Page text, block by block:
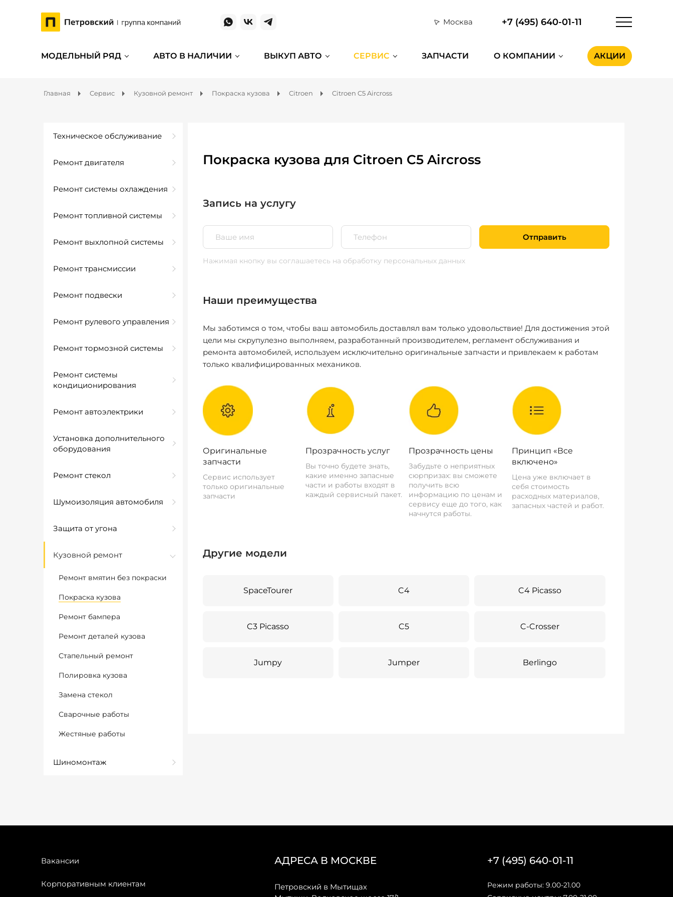
Москва +7 (495) 640-01-11
МОДЕЛЬНЫЙ РЯД АВТО В НАЛИЧИИ ВЫКУП АВТО СЕРВИС ЗАПЧАСТИ О КОМПАНИИ АКЦИИ
Главная Сервис Кузовной ремонт Покраска кузова Citroen Citroen C5 Aircross
Техническое обслуживание
Ремонт двигателя
Ремонт системы охлаждения
Ремонт топливной системы
Ремонт выхлопной системы
Ремонт трансмиссии
Ремонт подвески
Ремонт рулевого управления
Ремонт тормозной системы
Ремонт системы
кондиционирования
Ремонт автоэлектрики
Установка дополнительного
оборудования
Ремонт стекол
Шумоизоляция автомобиля
Защита от угона
Кузовной ремонт
Ремонт вмятин без покраски
Покраска кузова
Ремонт бампера
Ремонт деталей кузова
Стапельный ремонт
Полировка кузова
Замена стекол
Сварочные работы
Жестяные работы
Шиномонтаж
Покраска кузова для Citroen C5 Aircross
Запись на услугу
Отправить
Нажимая кнопку вы соглашаетесь на обработку персональных данных
Наши преимущества
Мы заботимся о том, чтобы ваш автомобиль доставлял вам только удовольствие! Для достижения этой
цели мы скрупулезно выполняем, разработанный производителем, регламент обслуживания и
ремонта автомобилей, используем исключительно оригинальные запчасти и привлекаем к работам
только квалифицированных механиков.
Оригинальные
запчасти
Сервис использует
только оригинальные
запчасти
Прозрачность услуг
Вы точно будете знать,
какие именно запасные
части и работы входят в
каждый сервисный пакет.
Прозрачность цены
Забудьте о неприятных
сюрпризах: вы сможете
получить всю
информацию по ценам и
сервису еще до того, как
начнутся работы.
Принцип «Все
включено»
Цена уже включает в
себя стоимость
расходных материалов,
запасных частей и работ.
Другие модели
SpaceTourer C4 C4 Picasso
C3 Picasso C5 C-Crosser
Jumpy Jumper Berlingo
Вакансии
Корпоративным клиентам
АДРЕСА В МОСКВЕ
Петровский в Мытищах
+7 (495) 640-01-11
Режим работы: 9.00-21.00